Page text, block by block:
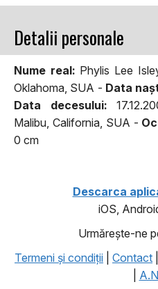
Detalii personale
Nume real: Phylis Lee
Oklahoma, SUA - Data
Data decesului:
Malibu, California, SUA -
0 cm
Descarca
iOS,
Urmăreşte-ne
Termeni şi condiţii
Contact